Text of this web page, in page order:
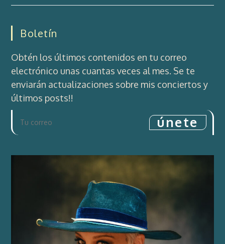
Boletín
Obtén los últimos contenidos en tu correo
electrónico unas cuantas veces al mes. Se te
enviarán actualizaciones sobre mis conciertos y
últimos posts!!
únete